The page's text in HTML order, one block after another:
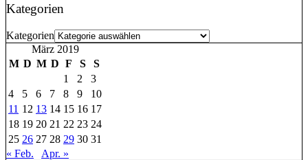
Kategorien
Kategorien
März 2019
M D M D F S
S
1
2
3
4
5 6 7 8 9
10
11 12 13 14 15 16 17
18 19 20 21 22 23 24
25 26 27 28 29 30 31
« Feb.
Apr. »